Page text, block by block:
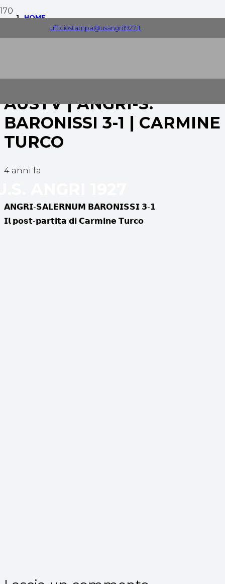
ufficiostampa@usangri1927.it
HOME
AUSTV | ANGRI-S.
BARONISSI 3-1 | CARMINE
TURCO
4 anni fa
𝗔𝗡𝗚𝗥𝗜-𝗦𝗔𝗟𝗘𝗥𝗡𝗨𝗠 𝗕𝗔𝗥𝗢𝗡𝗜𝗦𝗦𝗜 𝟯-𝟭
𝗜𝗹 𝗽𝗼𝘀𝘁-𝗽𝗮𝗿𝘁𝗶𝘁𝗮 𝗱𝗶 𝗖𝗮𝗿𝗺𝗶𝗻𝗲 𝗧𝘂𝗿𝗰𝗼